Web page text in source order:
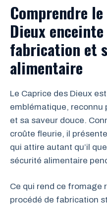
Comprendre
Dieux
fabrication et
alimentaire
Le Caprice des Dieux
emblématique, reconnu
et sa saveur douce.
croûte fleurie, il
qui attire autant qu’il
sécurité alimentaire
Ce qui rend ce fromage
procédé de fabrication